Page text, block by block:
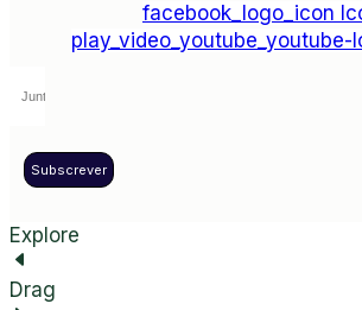
facebook_logo_icon
play_video_youtube_youtube-
Subscrever
Explore
Drag